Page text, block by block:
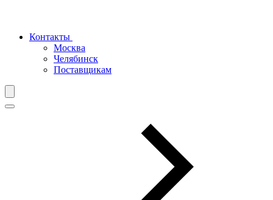
Контакты
Москва
Челябинск
Поставщикам